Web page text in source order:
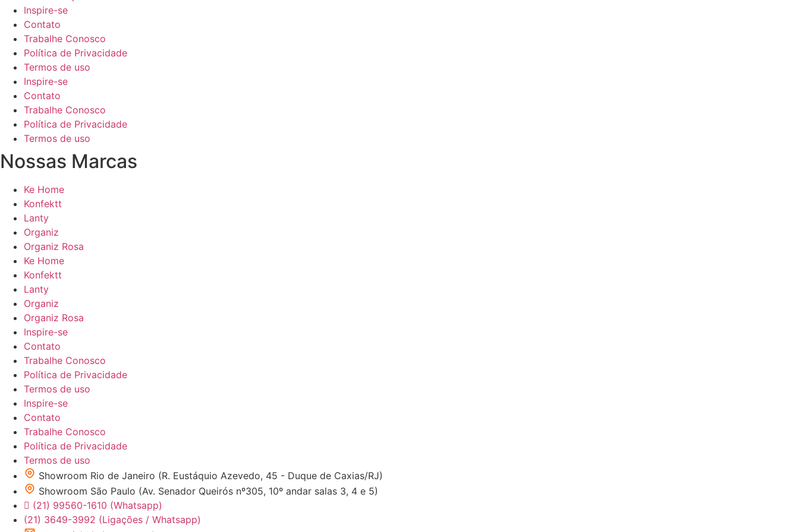
Inspire-se
Contato
Trabalhe Conosco
Política de Privacidade
Termos de uso
Inspire-se
Contato
Trabalhe Conosco
Política de Privacidade
Termos de uso
Nossas Marcas
Ke Home
Konfektt
Lanty
Organiz
Organiz Rosa
Ke Home
Konfektt
Lanty
Organiz
Organiz Rosa
Inspire-se
Contato
Trabalhe Conosco
Política de Privacidade
Termos de uso
Inspire-se
Contato
Trabalhe Conosco
Política de Privacidade
Termos de uso
Showroom Rio de Janeiro (R. Eustáquio Azevedo, 45 - Duque de Caxias/RJ)
Showroom São Paulo (Av. Senador Queirós nº305, 10º andar salas 3, 4 e 5)
(21) 99560-1610 (Whatsapp)
(21) 3649-3992 (Ligações / Whatsapp)